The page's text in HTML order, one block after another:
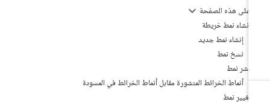
على هذه الصفحة
إنشاء نمط خريطة
إنشاء نمط جديد
نسخ نمط
نشر نمط
أنماط الخرائط المنشورة مقابل أنماط الخرائط في المسودة
تغيير نمط